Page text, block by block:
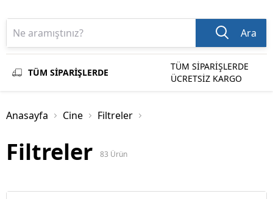
Ara
TÜM SİPARİŞLERDE
TÜM SİPARİŞLERDE
ÜCRETSİZ KARGO
Anasayfa Cine Filtreler
Filtreler 83 Ürün